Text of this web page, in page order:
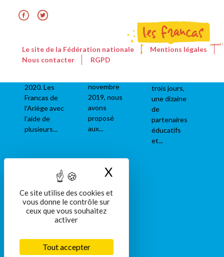
que nous
droits a eu
lieu ce
2020. Les
Francas de
l’Ariège avec
l’aide de
plusieurs...
novembre
2019, nous
avons
proposé
aux...
e des Droits
de l'Enfant, à
Cluny, du 18
trois jours,
une dizaine
de
partenaires
éducatifs
et...
Le site de la Fédération nationale
Mentions légales
Nous contacter
RGPD
Ce site utilise des cookies et
vous donne le contrôle sur
ceux que vous souhaitez
activer
Tout accepter
X